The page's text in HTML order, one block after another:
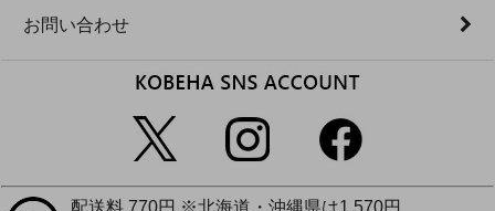
お問い合わせ
配送料 770円 ※北海道・沖縄県は1,570円